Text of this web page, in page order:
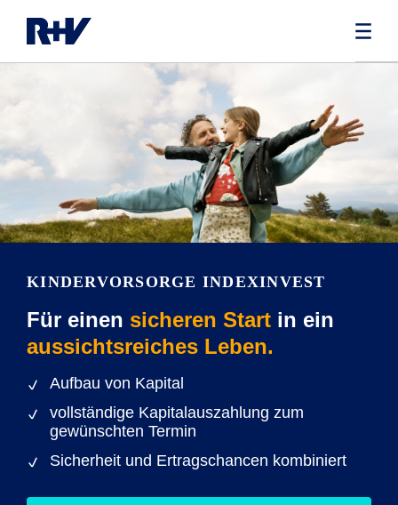
KINDERVORSORGE INDEXINVEST
Für einen sicheren Start in ein
aussichtsreiches Leben.
Aufbau von Kapital
vollständige Kapitalauszahlung zum
gewünschten Termin
Sicherheit und Ertragschancen kombiniert